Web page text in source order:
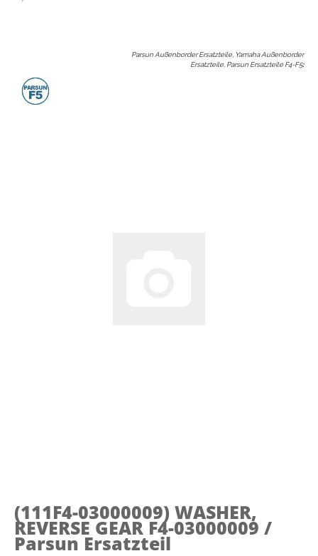
Parsun Außenborder Ersatzteile, Yamaha Außenborder
Ersatzteile, Parsun Ersatzteile F4-F5:
(111F4-03000009) WASHER,
REVERSE GEAR F4-03000009 /
Parsun Ersatzteil